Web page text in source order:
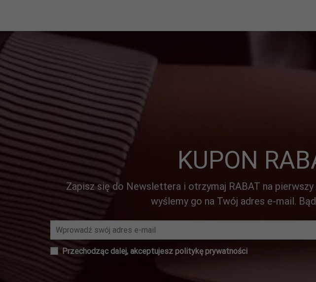
KUPON
Zapisz się do Newslettera i otrzymaj RABAT na
wyślemy go na Twój adres e-mail.
Przechodząc dalej, akceptujesz politykę prywatności